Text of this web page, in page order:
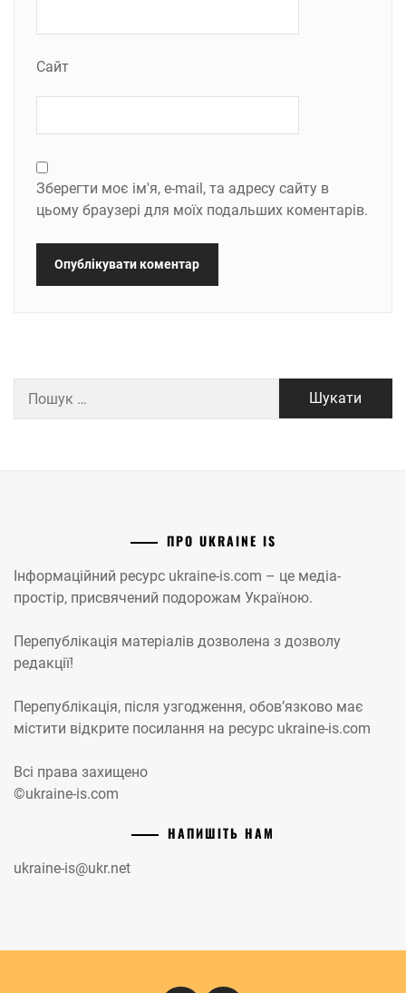
Сайт
Зберегти моє ім'я, e-mail, та адресу сайту в
цьому браузері для моїх подальших коментарів.
ПРО UKRAINE IS
Інформаційний ресурс ukraine-is.com – це медіа-
простір, присвячений подорожам Україною.
Перепублікація матеріалів дозволена з дозволу
редакції!
Перепублікація, після узгодження, обов’язково має
містити відкрите посилання на ресурс ukraine-is.com
Всі права захищено
©ukraine-is.com
НАПИШІТЬ НАМ
ukraine-is@ukr.net